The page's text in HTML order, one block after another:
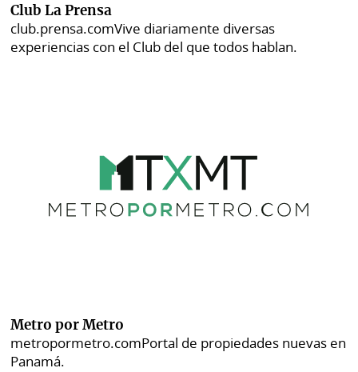
Club La Prensa
club.prensa.comVive diariamente diversas
experiencias con el Club del que todos hablan.
Metro por Metro
metropormetro.comPortal de propiedades nuevas en
Panamá.